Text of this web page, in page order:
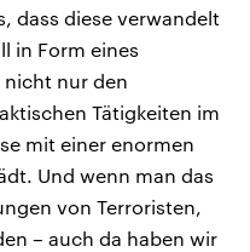
dass diese verwandelt
in Form eines
nicht nur den
Tätigkeiten im
mit einer enormen
Und wenn man das
von Terroristen,
– auch da haben wir